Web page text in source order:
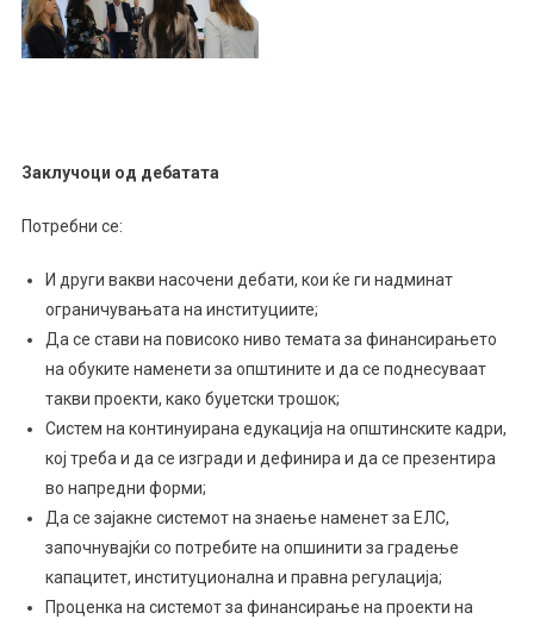
Заклучоци од дебатата
Потребни се:
И други вакви насочени дебати, кои ќе ги надминат
ограничувањата на институциите;
Да се стави на повисоко ниво темата за финансирањето
на обуките наменети за општините и да се поднесуваат
такви проекти, како буџетски трошок;
Систем на континуирана едукација на општинските кадри,
кој треба и да се изгради и дефинира и да се презентира
во напредни форми;
Да се зајакне системот на знаење наменет за ЕЛС,
започнувајќи со потребите на опшинити за градење
капацитет, институционална и правна регулација;
Проценка на системот за финансирање на проекти на